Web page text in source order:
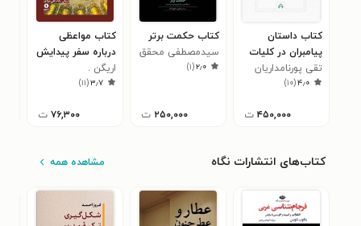
کتاب داستان
پیامبران در کلیات
شمس
تقی پورنامداریان
۴٫۰(۱۰)
۴۵۰,۰۰۰ ت
کتاب حکمت برتر
سیدمصطفی محقق
داماد
۲٫۰(۱)
۲۵۰,۰۰۰ ت
کتاب مواعظی
درباره سفر پیدایش
اریگن .
۳٫۷(۱۱)
۷۶,۳۰۰ ت
کتاب‌های انتشارات نگاه مشاهده همه